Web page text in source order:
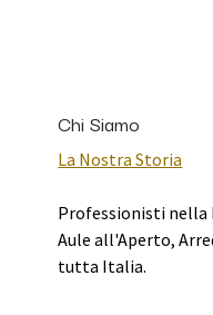
Chi Siamo
La Nostra Storia
Professionisti nella
Aule all'Aperto,
tutta Italia.